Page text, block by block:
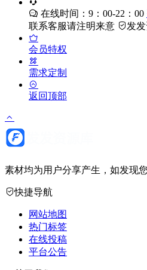
在线时间：9：00-22：00
联系客服请注明来意
发
会员特权
需求定制
返回顶部
素材均为用户分享产生，如发现
快捷导航
网站地图
热门标签
在线投稿
平台公告